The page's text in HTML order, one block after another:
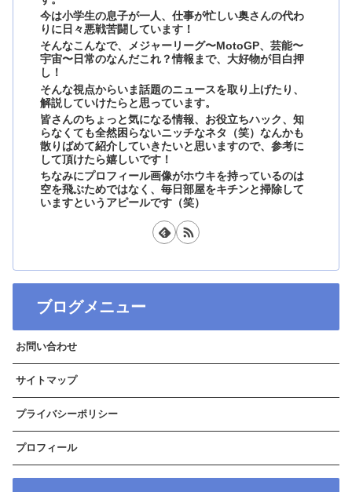
今は小学生の息子が一人、仕事が忙しい奥さんの代わ
りに日々悪戦苦闘しています！
そんなこんなで、メジャーリーグ〜MotoGP、芸能〜
宇宙〜日常のなんだこれ？情報まで、大好物が目白押
し！
そんな視点からいま話題のニュースを取り上げたり、
解説していけたらと思っています。
皆さんのちょっと気になる情報、お役立ちハック、知
らなくても全然困らないニッチなネタ（笑）なんかも
散りばめて紹介していきたいと思いますので、参考に
して頂けたら嬉しいです！
ちなみにプロフィール画像がホウキを持っているのは
空を飛ぶためではなく、毎日部屋をキチンと掃除して
いますというアピールです（笑）
ブログメニュー
お問い合わせ
サイトマップ
プライバシーポリシー
プロフィール